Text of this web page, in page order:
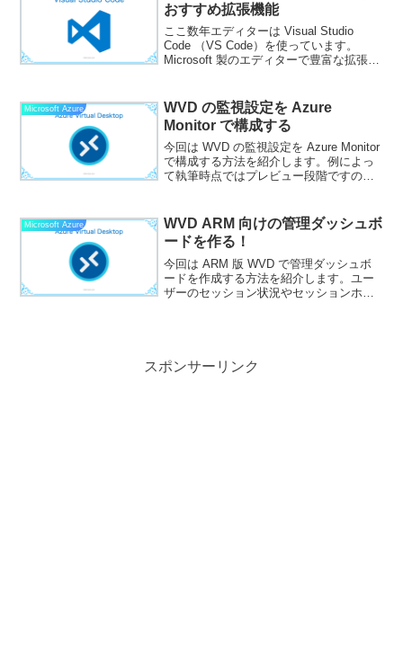
おすすめ拡張機能
ここ数年エディターは Visual Studio
Code （VS Code）を使っています。
Microsoft 製のエディターで豊富な拡張機
環境のような機能すらも提供...
Microsoft Azure
WVD の監視設定を Azure
Monitor で構成する
今回は WVD の監視設定を Azure Monitor
で構成する方法を紹介します。例によっ
て執筆時点ではプレビュー段階ですの
た記事の内容が Azure にネイティブ...
Microsoft Azure
WVD ARM 向けの管理ダッシュボ
ードを作る！
今回は ARM 版 WVD で管理ダッシュボ
ードを作成する方法を紹介します。ユー
ザーのセッション状況やセッションホス
スポンサーリンク